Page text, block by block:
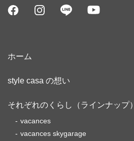
ホーム
style casa の想い
それぞれのくらし（ラインナップ）
vacances
vacances skygarage